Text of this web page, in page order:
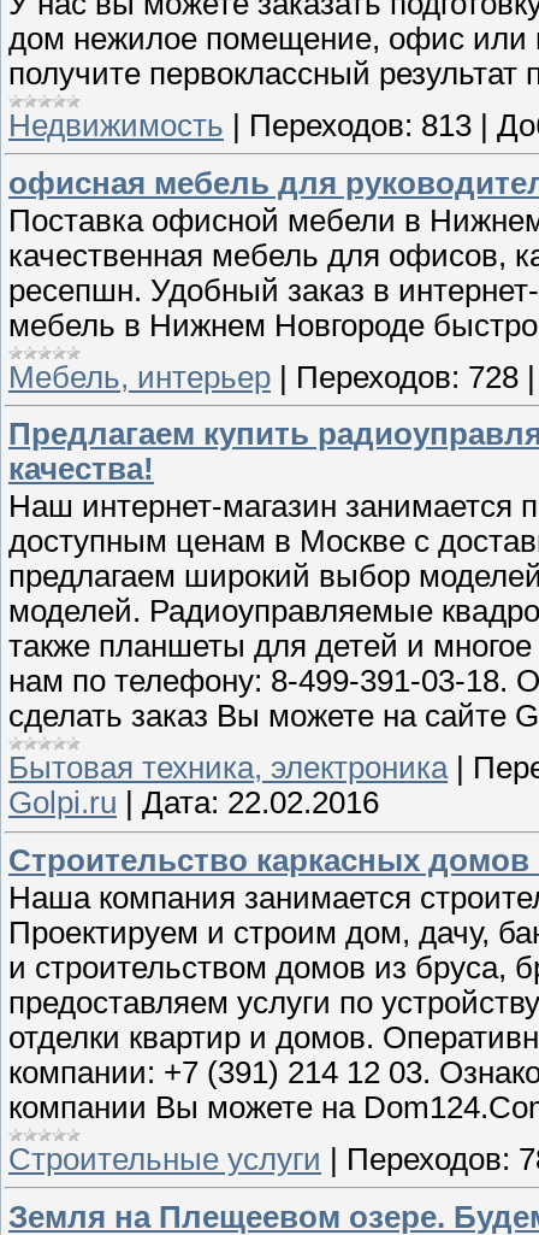
дом нежилое помещение, офис
получите первоклассный
Недвижимость
Переходов: 813
офисная мебель для
Поставка офисной мебели в
качественная мебель для офисов,
ресепшн. Удобный заказ в
мебель в Нижнем Новгороде
Мебель, интерьер
Переходов: 728
Предлагаем купить
качества!
Наш интернет-магазин занимается
доступным ценам в Москве с
предлагаем широкий выбор
моделей. Радиоуправляемые
также планшеты для детей и
нам по телефону: 8-499-391-03-18.
сделать заказ Вы можете на сайте
Бытовая техника, электроника|
Golpi.ru
Дата: 22.02.2016
Строительство каркасных
Наша компания занимается
Проектируем и строим дом, дачу,
и строительством домов из бруса,
предоставляем услуги по
отделки квартир и домов.
компании: +7 (391) 214 12 03.
компании Вы можете на
Строительные услуги
Переходов:
Земля на Плещеевом озере.